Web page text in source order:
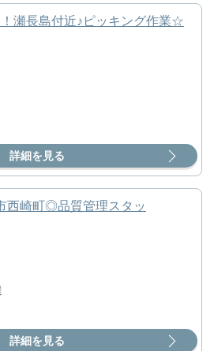
瀬長島付近♪ピッキング作業☆
詳細を見る
西崎町◎品質管理スタッ
詳細を見る